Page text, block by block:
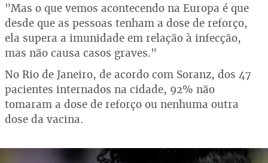
"Mas o que vemos acontecendo na Europa é que
desde que as pessoas tenham a dose de reforço,
ela supera a imunidade em relação à infecção,
mas não causa casos graves."
No Rio de Janeiro, de acordo com Soranz, dos 47
pacientes internados na cidade, 92% não
tomaram a dose de reforço ou nenhuma outra
dose da vacina.